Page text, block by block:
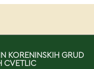
VAŠA KOŠARICA JE
KORENINSKIH GRUD
CVETLIC